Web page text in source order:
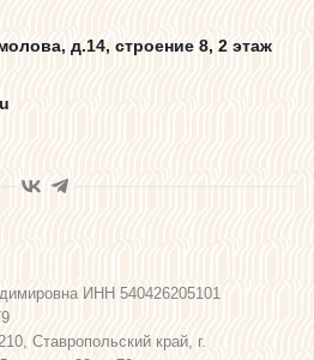
д.14, строение 8, 2 этаж
ИНН 540426205101
Ставропольский край, г.